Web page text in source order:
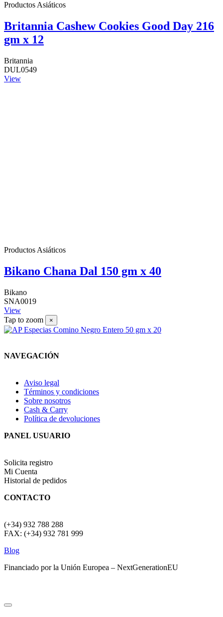
Productos Asiáticos
Britannia Cashew Cookies Good Day 216
gm x 12
Britannia
DUL0549
View
Productos Asiáticos
Bikano Chana Dal 150 gm x 40
Bikano
SNA0019
View
Tap to zoom
×
NAVEGACIÓN
Aviso legal
Términos y condiciones
Sobre nosotros
Cash & Carry
Política de devoluciones
PANEL USUARIO
Solicita registro
Mi Cuenta
Historial de pedidos
CONTACTO
(+34) 932 788 288
FAX: (+34) 932 781 999
Blog
Financiado por la Unión Europea – NextGenerationEU